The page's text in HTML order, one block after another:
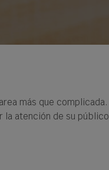
más que complicada.
la atención de su público